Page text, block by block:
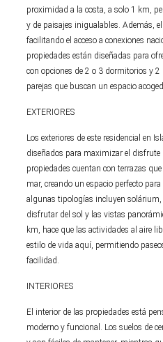
proximidad a la costa, a solo 1 km,
y de paisajes inigualables. Además,
facilitando el acceso a conexiones
propiedades están diseñadas para
con opciones de 2 o 3 dormitorios y
parejas que buscan un espacio
EXTERIORES
Los exteriores de este residencial en
diseñados para maximizar el disfrute
propiedades cuentan con terrazas
mar, creando un espacio perfecto
algunas tipologías incluyen
disfrutar del sol y las vistas
km, hace que las actividades al aire
estilo de vida aquí, permitiendo
facilidad.
INTERIORES
El interior de las propiedades está
moderno y funcional. Los suelos de